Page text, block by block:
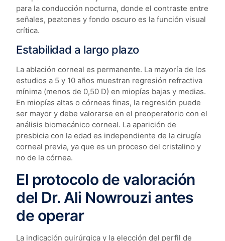
para la conducción nocturna, donde el contraste entre
señales, peatones y fondo oscuro es la función visual
crítica.
Estabilidad a largo plazo
La ablación corneal es permanente. La mayoría de los
estudios a 5 y 10 años muestran regresión refractiva
mínima (menos de 0,50 D) en miopías bajas y medias.
En miopías altas o córneas finas, la regresión puede
ser mayor y debe valorarse en el preoperatorio con el
análisis biomecánico corneal. La aparición de
presbicia con la edad es independiente de la cirugía
corneal previa, ya que es un proceso del cristalino y
no de la córnea.
El protocolo de valoración
del Dr. Ali Nowrouzi antes
de operar
La indicación quirúrgica y la elección del perfil de